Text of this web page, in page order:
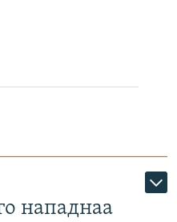
нападнаа